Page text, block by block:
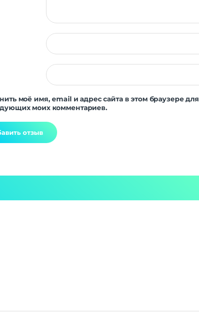
моё имя, email и адрес сайта в этом браузере для
моих комментариев.